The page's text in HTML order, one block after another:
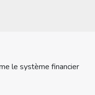
le système financier